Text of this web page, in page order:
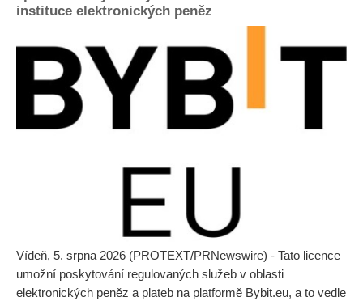
instituce elektronických peněz
Vídeň, 5. srpna 2026 (PROTEXT/PRNewswire) - Tato licence
umožní poskytování regulovaných služeb v oblasti
elektronických peněz a plateb na platformě Bybit.eu, a to vedle